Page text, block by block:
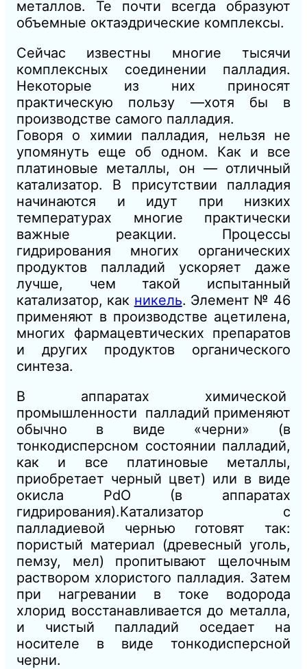
металлов. Те почти всегда образуют
объемные октаэдрические комплексы.
Сейчас известны многие тысячи
комплексных соединении палладия.
Некоторые из них приносят
практическую пользу —хотя бы в
производстве самого палладия.
Говоря о химии палладия, нельзя не
упомянуть еще об одном. Как и все
платиновые металлы, он — отличный
катализатор. В присутствии палладия
начинаются и идут при низких
температурах многие практически
важные реакции. Процессы
гидрирования многих органических
продуктов палладий ускоряет даже
лучше, чем такой испытанный
катализатор, как никель. Элемент № 46
применяют в производстве ацетилена,
многих фармацевтических препаратов
и других продуктов органического
синтеза.
В аппаратах химической
промышленности палладий применяют
обычно в виде «черни» (в
тонкодисперсном состоянии палладий,
как и все платиновые металлы,
приобретает черный цвет) или в виде
окисла PdO (в аппаратах
гидрирования).Катализатор с
палладиевой чернью готовят так:
пористый материал (древесный уголь,
пемзу, мел) пропитывают щелочным
раствором хлористого палладия. Затем
при нагревании в токе водорода
хлорид восстанавливается до металла,
и чистый палладий оседает на
носителе в виде тонкодисперсной
черни.